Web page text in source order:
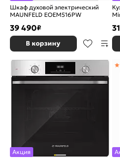
Шкаф духовой электрический
MAUNFELD EOEM516PW
39 490₽
В корзину
Акция